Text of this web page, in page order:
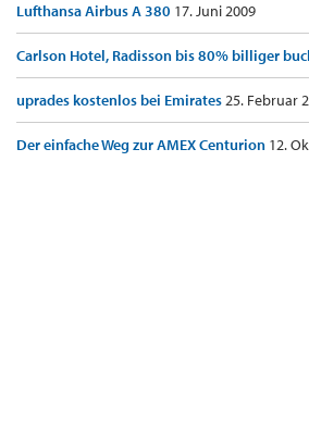
Lufthansa Airbus A 380 17. Juni 2009
Carlson Hotel, Radisson bis 80% billiger
uprades kostenlos bei Emirates25. Februar
Der einfache Weg zur AMEX Centurion 12.